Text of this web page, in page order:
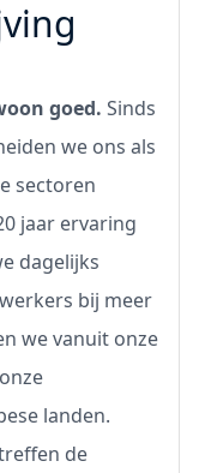
goed. Sinds
we ons als
sectoren
jaar ervaring
dagelijks
bij meer
we vanuit onze
landen.
de